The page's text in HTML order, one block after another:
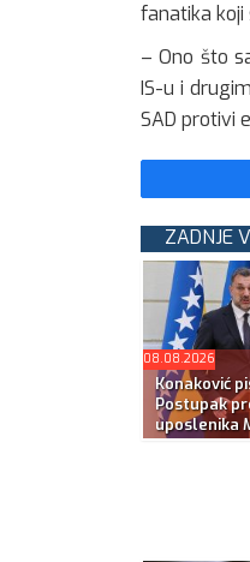
fanatika
– Ono što
IS-u i
SAD protivi
ZADNJE
08.08.2026
Konaković
Postupak
uposlenika